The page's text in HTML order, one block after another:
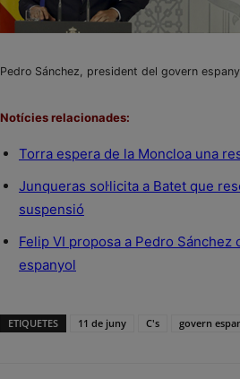
Pedro Sánchez, president del govern
Notícies relacionades:
Torra espera de la Moncloa una
Junqueras sol·licita a Batet que
suspensió
Felip VI proposa a Pedro
espanyol
ETIQUETES 11 de juny C's govern